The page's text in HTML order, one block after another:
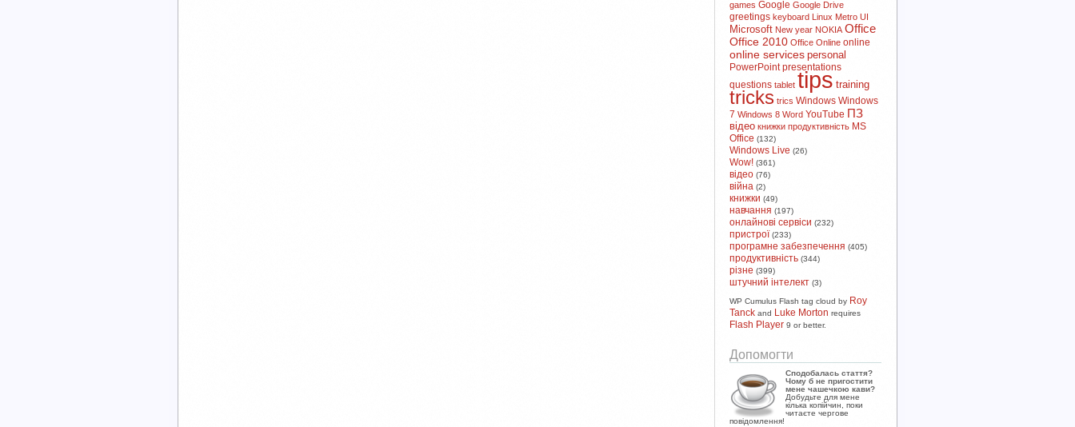
games Google Google Drive
greetings keyboard Linux Metro UI
Microsoft New year NOKIA Office
Office 2010 Office Online online
online services personal
PowerPoint presentations
questions tablet tips training
tricks trics Windows Windows
7 Windows 8 Word YouTube ПЗ
відео книжки продуктивність MS
Office (132)
Windows Live (26)
Wow! (361)
відео (76)
війна (2)
книжки (49)
навчання (197)
онлайнові сервіси (232)
пристрої (233)
програмне забезпечення (405)
продуктивність (344)
різне (399)
штучний інтелект (3)
WP Cumulus Flash tag cloud by Roy
Tanck and Luke Morton requires
Flash Player 9 or better.
Допомогти
Сподобалась стаття?
Чому б не пригостити
мене чашечкою кави?
Добудьте для мене
кілька копійчин, поки
читаєте чергове
повідомлення!